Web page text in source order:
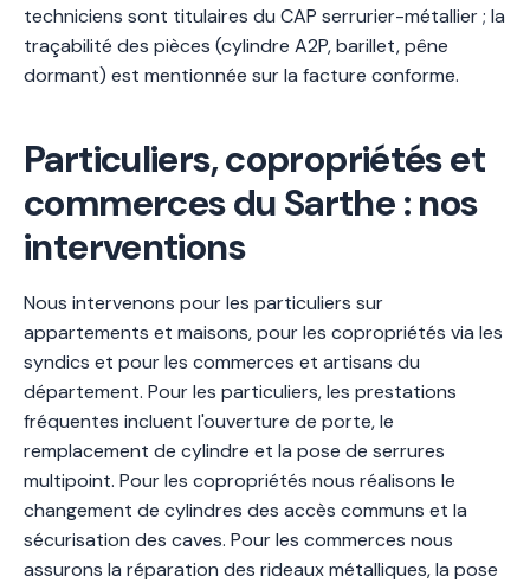
techniciens sont titulaires du CAP serrurier-métallier ; la
traçabilité des pièces (cylindre A2P, barillet, pêne
dormant) est mentionnée sur la facture conforme.
Particuliers, copropriétés et
commerces du Sarthe : nos
interventions
Nous intervenons pour les particuliers sur
appartements et maisons, pour les copropriétés via les
syndics et pour les commerces et artisans du
département. Pour les particuliers, les prestations
fréquentes incluent l'ouverture de porte, le
remplacement de cylindre et la pose de serrures
multipoint. Pour les copropriétés nous réalisons le
changement de cylindres des accès communs et la
sécurisation des caves. Pour les commerces nous
assurons la réparation des rideaux métalliques, la pose